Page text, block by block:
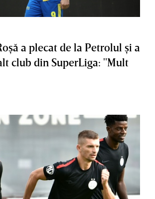
a plecat de la Petrolul şi a
club din SuperLiga: "Mult